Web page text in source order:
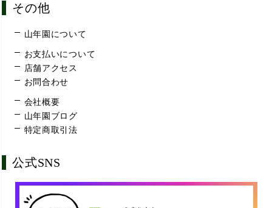
その他
山年園について
お支払いについて
店舗アクセス
お問合わせ
会社概要
山年園ブログ
特定商取引法
公式SNS